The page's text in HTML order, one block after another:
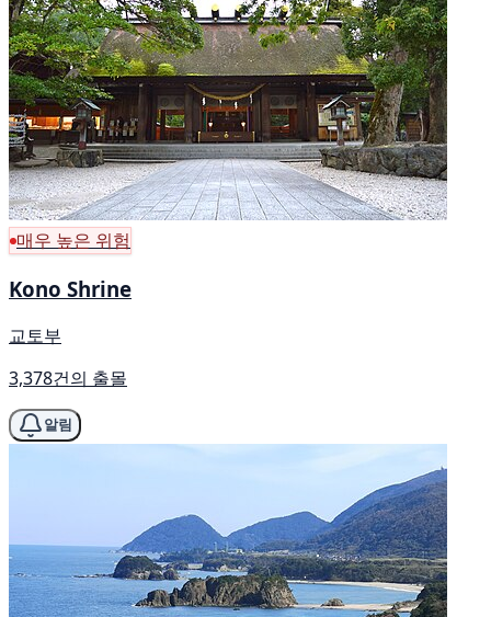
매우 높은 위험
Kono Shrine
교토부
3,378건의 출몰
알림